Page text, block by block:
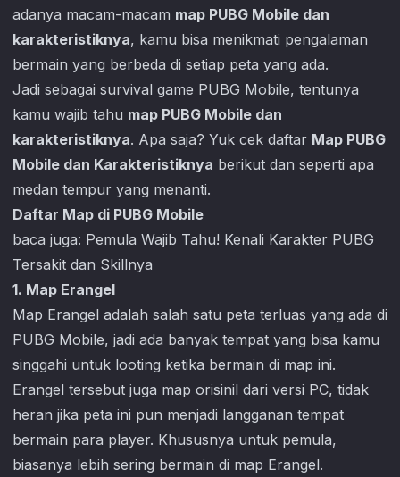
adanya macam-macam map PUBG Mobile dan
karakteristiknya, kamu bisa menikmati pengalaman
bermain yang berbeda di setiap peta yang ada.
Jadi sebagai survival game PUBG Mobile, tentunya
kamu wajib tahu map PUBG Mobile dan
karakteristiknya. Apa saja? Yuk cek daftar Map PUBG
Mobile dan Karakteristiknya berikut dan seperti apa
medan tempur yang menanti.
Daftar Map di PUBG Mobile
baca juga: Pemula Wajib Tahu! Kenali Karakter PUBG
Tersakit dan Skillnya
1. Map Erangel
Map Erangel adalah salah satu peta terluas yang ada di
PUBG Mobile, jadi ada banyak tempat yang bisa kamu
singgahi untuk looting ketika bermain di map ini.
Erangel tersebut juga map orisinil dari versi PC, tidak
heran jika peta ini pun menjadi langganan tempat
bermain para player. Khususnya untuk pemula,
biasanya lebih sering bermain di map Erangel.